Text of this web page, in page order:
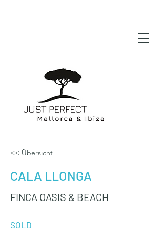
<< Übersicht
CALA LLONGA
FINCA OASIS & BEACH
SOLD